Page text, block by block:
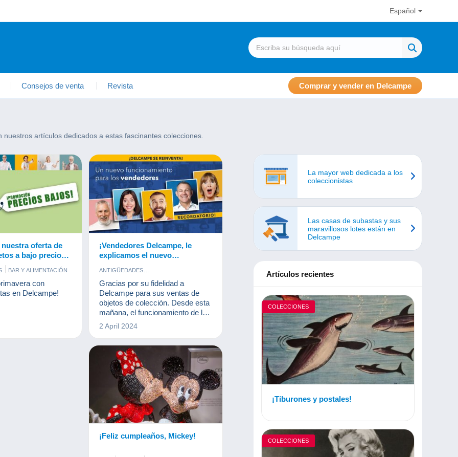
Español
Consejos de venta Revista Comprar y vender en Delcampe
artículos dedicados a estas fascinantes colecciones.
nuestra oferta de
a bajo precio
BAR Y ALIMENTACIÓN
CÓMICS
ANTIGUOS
con
en Delcampe!
¡Vendedores Delcampe, le
explicamos el nuevo
ANTIGÜEDADES
DOCUMENTOS ANTIGUOS
FOTOGRAFÍA
LIBROS Y REVISTAS
MONEDAS & BILLETES
NOVEDADES
Gracias por su fidelidad a
Delcampe para sus ventas de
objetos de colección. Desde esta
mañana, el funcionamiento de los
gastos Delcampe ha cambiado,
tal y como le informamos.
2 April 2024
¡Feliz cumpleaños, Mickey!
La mayor web dedicada a los
coleccionistas
Las casas de subastas y sus
maravillosos lotes están en
Delcampe
Artículos recientes
COLECCIONES
¡Tiburones y postales!
COLECCIONES